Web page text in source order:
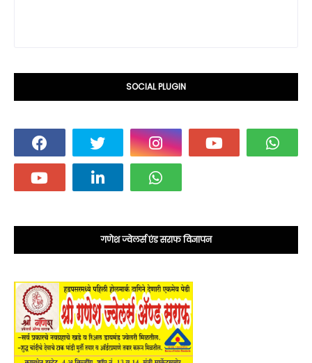
SOCIAL PLUGIN
गणेश ज्वेलर्स एंड सराफ विज्ञापन